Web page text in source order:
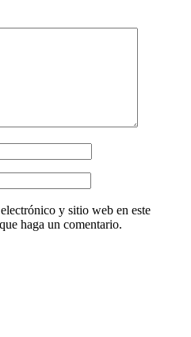
y sitio web en este
haga un comentario.